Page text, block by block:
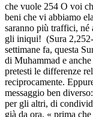
che vuole 254 O voi
beni che vi abbiamo
saranno più traffici, né
gli iniqui! (Sura 2,252-
settimane fa, questa
di Muhammad e
pretesti le differenze
reciprocamente.
messaggio ben
per gli altri, di
già da ora, « prima